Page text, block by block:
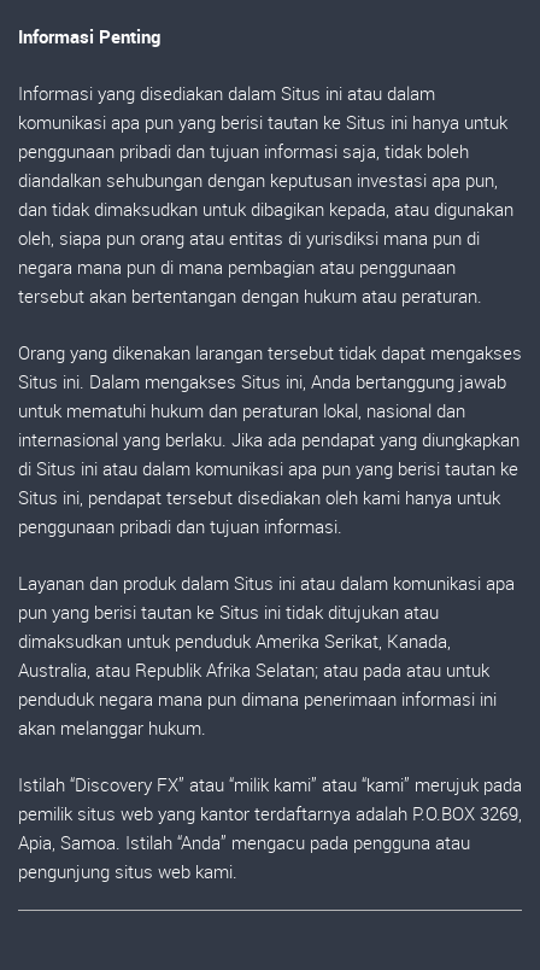
Informasi Penting
Informasi yang disediakan dalam Situs ini atau dalam
komunikasi apa pun yang berisi tautan ke Situs ini hanya untuk
penggunaan pribadi dan tujuan informasi saja, tidak boleh
diandalkan sehubungan dengan keputusan investasi apa pun,
dan tidak dimaksudkan untuk dibagikan kepada, atau digunakan
oleh, siapa pun orang atau entitas di yurisdiksi mana pun di
negara mana pun di mana pembagian atau penggunaan
tersebut akan bertentangan dengan hukum atau peraturan.
Orang yang dikenakan larangan tersebut tidak dapat mengakses
Situs ini. Dalam mengakses Situs ini, Anda bertanggung jawab
untuk mematuhi hukum dan peraturan lokal, nasional dan
internasional yang berlaku. Jika ada pendapat yang diungkapkan
di Situs ini atau dalam komunikasi apa pun yang berisi tautan ke
Situs ini, pendapat tersebut disediakan oleh kami hanya untuk
penggunaan pribadi dan tujuan informasi.
Layanan dan produk dalam Situs ini atau dalam komunikasi apa
pun yang berisi tautan ke Situs ini tidak ditujukan atau
dimaksudkan untuk penduduk Amerika Serikat, Kanada,
Australia, atau Republik Afrika Selatan; atau pada atau untuk
penduduk negara mana pun dimana penerimaan informasi ini
akan melanggar hukum.
Istilah “Discovery FX” atau “milik kami” atau “kami” merujuk pada
pemilik situs web yang kantor terdaftarnya adalah P.O.BOX 3269,
Apia, Samoa. Istilah “Anda” mengacu pada pengguna atau
pengunjung situs web kami.